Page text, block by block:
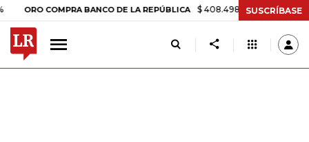
COMPRA BANCO DE LA REPÚBLICA $ 408.498,97 +$ 8.753,81 +2,19%
SUSCRÍBASE